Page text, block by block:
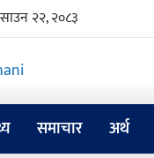
२२, २०८३
समाचार अर्थ